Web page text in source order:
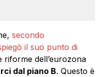
secondo
il suo punto di
riforme dell’eurozona
dal piano B. Questo è